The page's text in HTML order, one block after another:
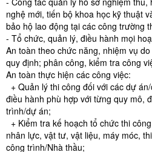
nghệ mới, tiến bộ khoa học kỹ thuật
bảo hộ lao động tại các công trường
- Tổ chức, quản lý, điều hành mọi
An toàn theo chức năng, nhiệm vụ
quy định; phân công, kiểm tra công
An toàn thực hiện các công việc:
+ Quản lý thi công đối với các dự
điều hành phù hợp với từng quy mô,
trình/dự án;
+ Kiểm tra kế hoạch tổ chức thi
nhân lực, vật tư, vật liệu, máy móc,
công trình/Nhà thầu;